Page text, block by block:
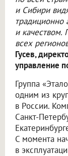
и Сибири
традиционно
и качеством.
всех
Гусев,
управление
Группа
одним из
в России.
Санкт-
С момента
в